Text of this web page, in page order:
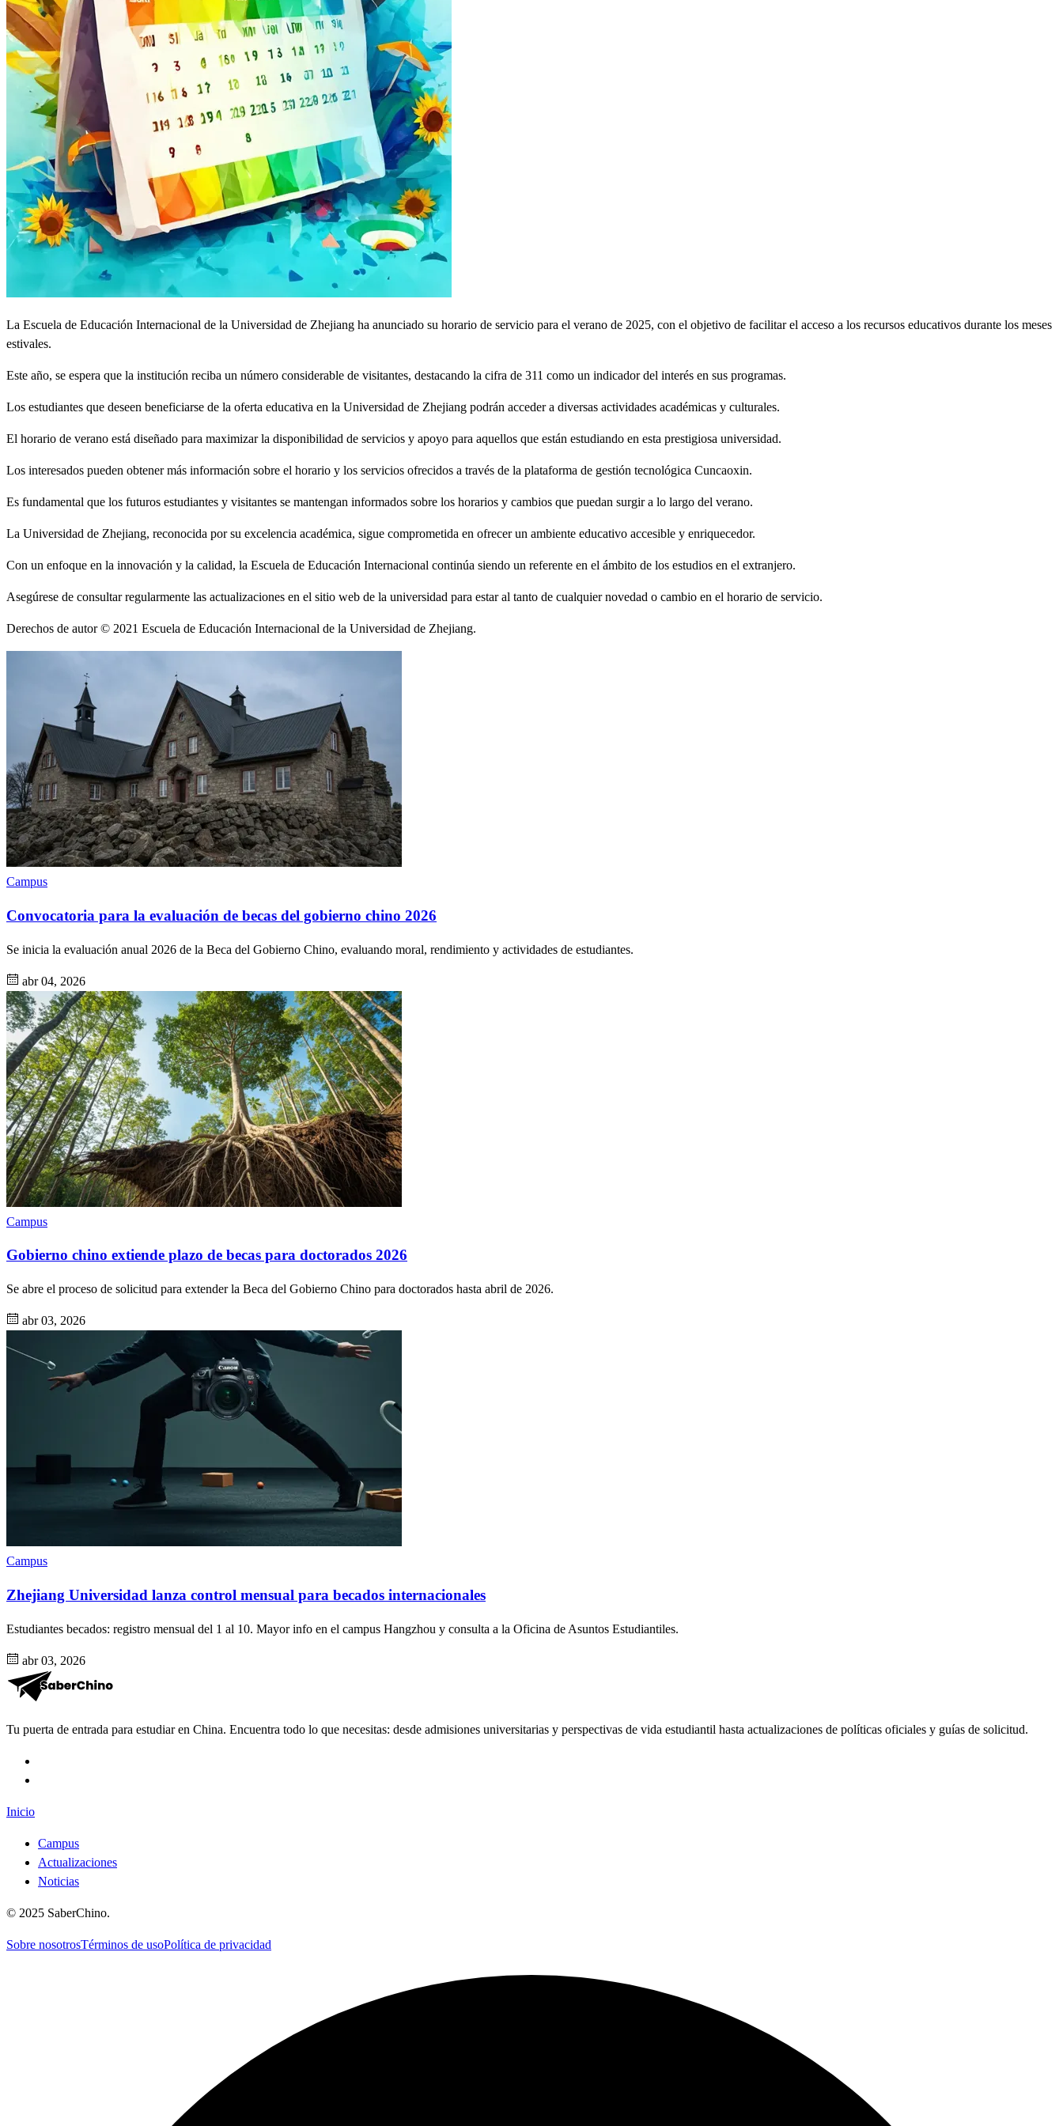
La Escuela de Educación Internacional de la Universidad de Zhejiang ha anunciado su horario de servicio para el verano de 2025, con el objetivo de facilitar el acceso a los recursos educativos durante los meses
estivales.
Este año, se espera que la institución reciba un número considerable de visitantes, destacando la cifra de 311 como un indicador del interés en sus programas.
Los estudiantes que deseen beneficiarse de la oferta educativa en la Universidad de Zhejiang podrán acceder a diversas actividades académicas y culturales.
El horario de verano está diseñado para maximizar la disponibilidad de servicios y apoyo para aquellos que están estudiando en esta prestigiosa universidad.
Los interesados pueden obtener más información sobre el horario y los servicios ofrecidos a través de la plataforma de gestión tecnológica Cuncaoxin.
Es fundamental que los futuros estudiantes y visitantes se mantengan informados sobre los horarios y cambios que puedan surgir a lo largo del verano.
La Universidad de Zhejiang, reconocida por su excelencia académica, sigue comprometida en ofrecer un ambiente educativo accesible y enriquecedor.
Con un enfoque en la innovación y la calidad, la Escuela de Educación Internacional continúa siendo un referente en el ámbito de los estudios en el extranjero.
Asegúrese de consultar regularmente las actualizaciones en el sitio web de la universidad para estar al tanto de cualquier novedad o cambio en el horario de servicio.
Derechos de autor © 2021 Escuela de Educación Internacional de la Universidad de Zhejiang.
Campus
Convocatoria para la evaluación de becas del gobierno chino 2026
Se inicia la evaluación anual 2026 de la Beca del Gobierno Chino, evaluando moral, rendimiento y actividades de estudiantes.
abr 04, 2026
Campus
Gobierno chino extiende plazo de becas para doctorados 2026
Se abre el proceso de solicitud para extender la Beca del Gobierno Chino para doctorados hasta abril de 2026.
abr 03, 2026
Campus
Zhejiang Universidad lanza control mensual para becados internacionales
Estudiantes becados: registro mensual del 1 al 10. Mayor info en el campus Hangzhou y consulta a la Oficina de Asuntos Estudiantiles.
abr 03, 2026
Tu puerta de entrada para estudiar en China. Encuentra todo lo que necesitas: desde admisiones universitarias y perspectivas de vida estudiantil hasta actualizaciones de políticas oficiales y guías de solicitud.
Inicio
Campus
Actualizaciones
Noticias
© 2025 SaberChino.
Sobre nosotrosTérminos de usoPolítica de privacidad